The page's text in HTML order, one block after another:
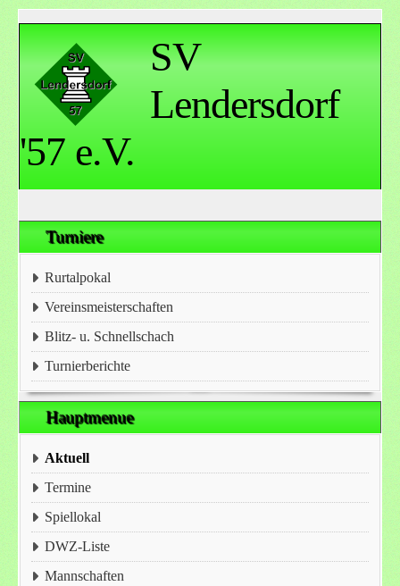
SV
Lendersdorf
'57 e.V.
Turniere
Rurtalpokal
Vereinsmeisterschaften
Blitz- u. Schnellschach
Turnierberichte
Hauptmenue
Aktuell
Termine
Spiellokal
DWZ-Liste
Mannschaften